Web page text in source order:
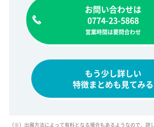
お問い合わせは
0774-23-5868
営業時間は要問合わせ
もう少し詳しい
特徴まとめも見てみる
（※）出展方法によって有料となる場合もあるようなので、詳